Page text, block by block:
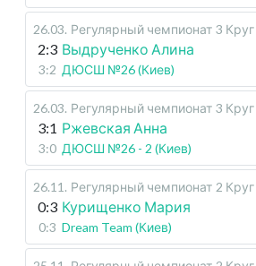
26.03. Регулярный чемпионат 3 Круг
2:3 Выдрученко Алина
3:2 ДЮСШ №26 (Киев)
26.03. Регулярный чемпионат 3 Круг
3:1 Ржевская Анна
3:0 ДЮСШ №26 - 2 (Киев)
26.11 . Регулярный чемпионат 2 Круг
0:3 Курищенко Мария
0:3 Dream Team (Киев)